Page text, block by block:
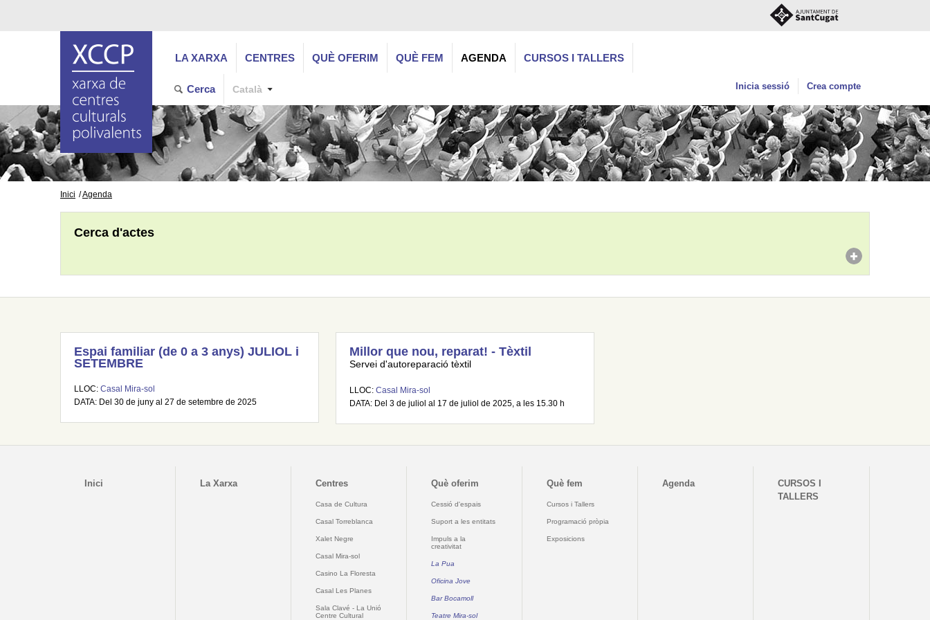
LA XARXA CENTRES QUÈ OFERIM QUÈ FEM AGENDA CURSOS I TALLERS
Cerca Català Inicia sessió Crea compte
Inici Agenda
Cerca d'actes
Espai familiar (de 0 a 3 anys) JULIOL i
SETEMBRE
LLOC: Casal Mira-sol
DATA: Del 30 de juny al 27 de setembre de 2025
Millor que nou, reparat! - Tèxtil
Servei d'autoreparació tèxtil
LLOC: Casal Mira-sol
DATA: Del 3 de juliol al 17 de juliol de 2025, a les 15.30 h
Inici La Xarxa Centres
Casa de Cultura
Casal Torreblanca
Xalet Negre
Casal Mira-sol
Casino La Floresta
Casal Les Planes
Sala Clavé - La Unió
Centre Cultural
Què oferim
Cessió d'espais
Suport a les entitats
Impuls a la
creativitat
La Pua
Oficina Jove
Bar Bocamoll
Teatre Mira-sol
Què fem
Cursos i Tallers
Programació pròpia
Exposicions
Agenda
CURSOS I
TALLERS